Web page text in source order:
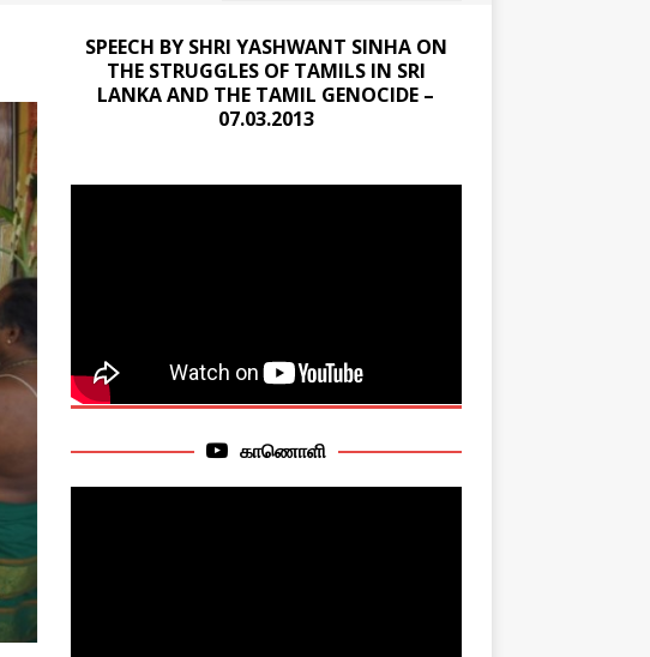
SPEECH BY SHRI YASHWANT SINHA ON
THE STRUGGLES OF TAMILS IN SRI
LANKA AND THE TAMIL GENOCIDE –
07.03.2013
காணொளி